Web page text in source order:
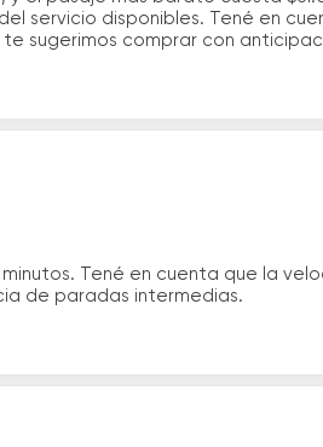
servicio disponibles. Tené en
sugerimos comprar con
Tené en cuenta que la
de paradas intermedias.